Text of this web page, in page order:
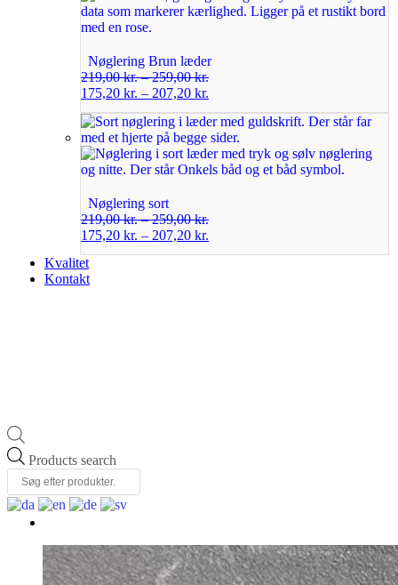
Nøglering Brun læder
219,00kr.–259,00kr.
175,20 kr. – 207,20 kr.
Nøglering sort
219,00kr.–259,00kr.
175,20 kr. – 207,20 kr.
Kvalitet
Kontakt
Products search